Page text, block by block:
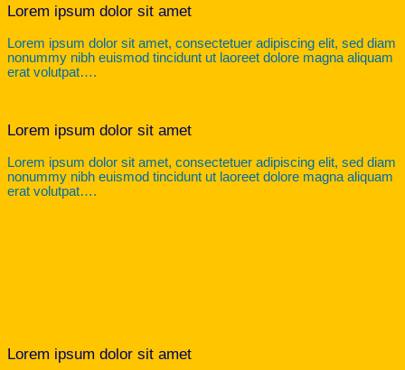
Lorem ipsum dolor sit amet
Lorem ipsum dolor sit amet, consectetuer adipiscing elit, sed diam
nonummy nibh euismod tincidunt ut laoreet dolore magna aliquam
erat volutpat….
Lorem ipsum dolor sit amet
Lorem ipsum dolor sit amet, consectetuer adipiscing elit, sed diam
nonummy nibh euismod tincidunt ut laoreet dolore magna aliquam
erat volutpat….
Lorem ipsum dolor sit amet